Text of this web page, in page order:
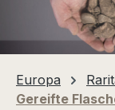
Europa
Gereifte